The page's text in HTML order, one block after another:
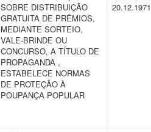
SOBRE DISTRIBUIÇÃO
GRATUITA DE PRÊMIOS,
MEDIANTE SORTEIO,
VALE-BRINDE OU
CONCURSO, A TÍTULO DE
PROPAGANDA ,
ESTABELECE NORMAS
DE PROTEÇÃO À
POUPANÇA POPULAR
20.12.1971